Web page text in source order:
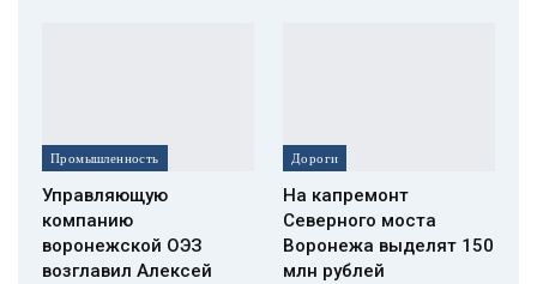
Промышленность
Управляющую
компанию
воронежской ОЭЗ
возглавил Алексей
Дороги
На капремонт
Северного моста
Воронежа выделят 150
млн рублей